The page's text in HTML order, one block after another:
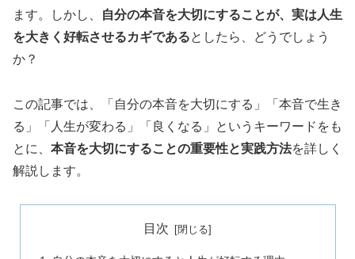
ます。しかし、
自分の本音を大切にすることが、実は人生
を大きく好転させるカギであるとしたら、どうでしょう
か？
この記事では、「自分の本音を大切にする」「本音で生き
る」「人生が変わる」「良くなる」というキーワードをも
とに、 本音を大切にすることの重要性と実践方法を詳しく
解説します。
目次